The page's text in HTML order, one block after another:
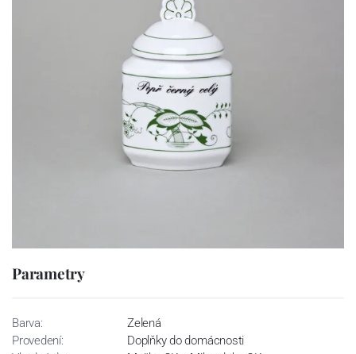
Parametry
Barva:
Zelená
Provedení:
Doplňky do domácnosti